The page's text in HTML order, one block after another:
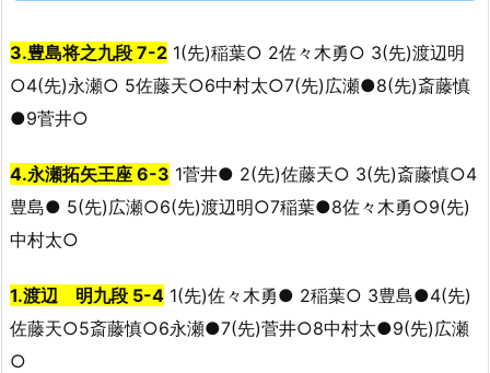
3.豊島将之九段 7-2 1(先)稲葉○ 2佐々木勇○ 3(先)渡辺明
○4(先)永瀬○ 5佐藤天○6中村太○7(先)広瀬●8(先)斎藤慎
●9菅井○
4.永瀬拓矢王座 6-3 1菅井● 2(先)佐藤天○ 3(先)斎藤慎○4
豊島● 5(先)広瀬○6(先)渡辺明○7稲葉●8佐々木勇○9(先)
中村太○
1.渡辺 明九段 5-4 1(先)佐々木勇● 2稲葉○ 3豊島●4(先)
佐藤天○5斎藤慎○6永瀬●7(先)菅井○8中村太●9(先)広瀬
○